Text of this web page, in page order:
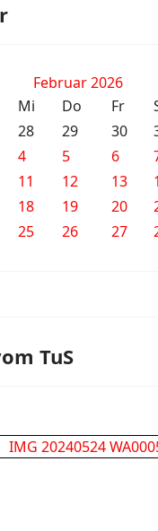
Februar2026
Mi Do Fr
28 29 30
4 5 6
11 12 13
18 19 20
25 26 27
TuS